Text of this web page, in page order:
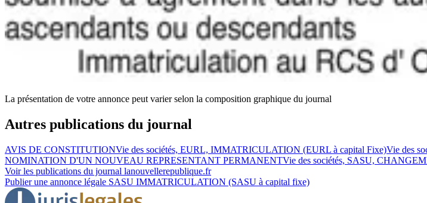
La présentation de votre annonce peut varier selon la composition graphique du journal
Autres publications du journal
AVIS DE CONSTITUTIONVie des sociétés, EURL, IMMATRICULATION (EURL à capital Fixe)Vie des
NOMINATION D'UN NOUVEAU REPRESENTANT PERMANENTVie des sociétés, SASU,
Voir les publications du journal lanouvellerepublique.fr
Publier une annonce légale SASU IMMATRICULATION (SASU à capital fixe)